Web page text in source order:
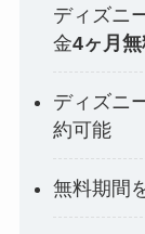
ディズニ
金4ヶ月
ディズニ
約可能
無料期間